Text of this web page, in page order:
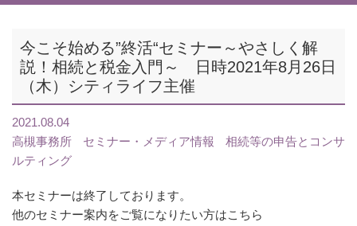
今こそ始める”終活“セミナー～やさしく解
説！相続と税金入門～ 日時2021年8月26日
（木）シティライフ主催
2021.08.04
高槻事務所
セミナー・メディア情報
相続等の申告とコンサ
ルティング
本セミナーは終了しております。
他のセミナー案内をご覧になりたい方はこちら